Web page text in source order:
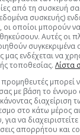
σε
αμετάβλητο
τρίμηνο του
από τη συσκευή
συσκευής)
οποίοι μπορούν
Αυτές οι
συγκεκριμένα
μας ενδέχεται να
τοποθεσίας. Λίστα
προμηθευτές μπορεί
με βάση το
στο κάτω μέρος
για να
απορρήτου και